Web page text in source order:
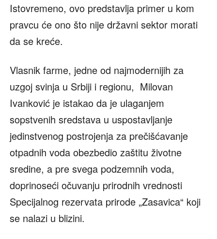
Istovremeno, ovo predstavlja primer u kom
pravcu će ono što nije državni sektor morati
da se kreće.
Vlasnik farme, jedne od najmodernijih za
uzgoj svinja u Srbiji i regionu, Milovan
Ivanković je istakao da je ulaganjem
sopstvenih sredstava u uspostavljanje
jedinstvenog postrojenja za prečišćavanje
otpadnih voda obezbedio zaštitu životne
sredine, a pre svega podzemnih voda,
doprinoseći očuvanju prirodnih vrednosti
Specijalnog rezervata prirode „Zasavica“ koji
se nalazi u blizini.